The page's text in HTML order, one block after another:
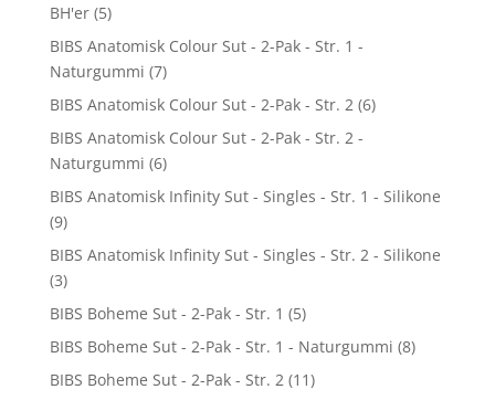
BH'er (5)
BIBS Anatomisk Colour Sut - 2-Pak - Str. 1 -
Naturgummi (7)
BIBS Anatomisk Colour Sut - 2-Pak - Str. 2 (6)
BIBS Anatomisk Colour Sut - 2-Pak - Str. 2 -
Naturgummi (6)
BIBS Anatomisk Infinity Sut - Singles - Str. 1 - Silikone
(9)
BIBS Anatomisk Infinity Sut - Singles - Str. 2 - Silikone
(3)
BIBS Boheme Sut - 2-Pak - Str. 1 (5)
BIBS Boheme Sut - 2-Pak - Str. 1 - Naturgummi (8)
BIBS Boheme Sut - 2-Pak - Str. 2 (11)